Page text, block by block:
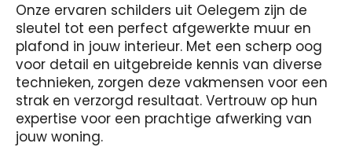
Onze ervaren schilders uit Oelegem zijn de
sleutel tot een perfect afgewerkte muur en
plafond in jouw interieur. Met een scherp oog
voor detail en uitgebreide kennis van diverse
technieken, zorgen deze vakmensen voor een
strak en verzorgd resultaat. Vertrouw op hun
expertise voor een prachtige afwerking van
jouw woning.